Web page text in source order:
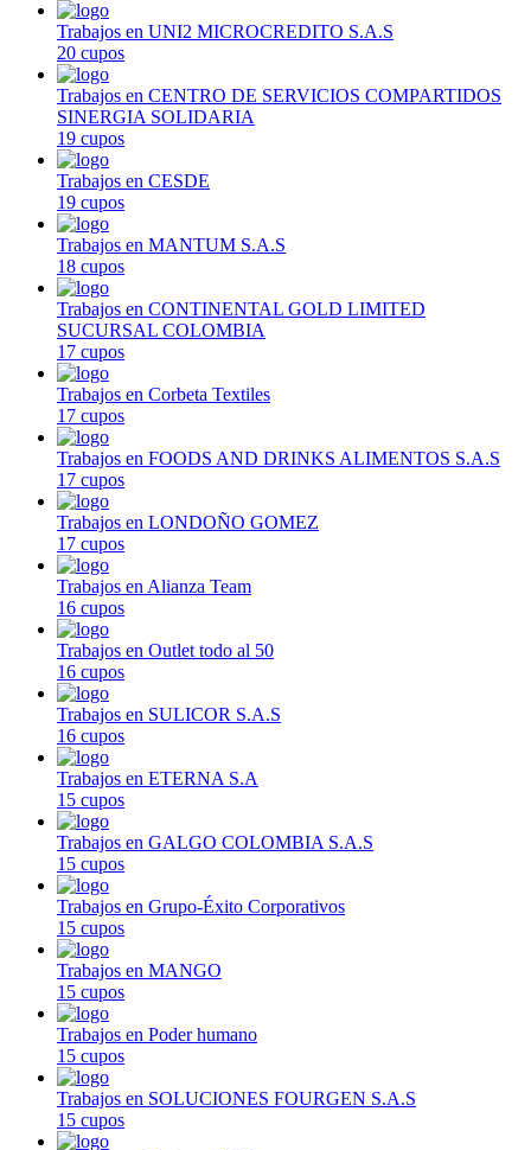
Trabajos en UNI2 MICROCREDITO S.A.S
20 cupos
Trabajos en CENTRO DE SERVICIOS COMPARTIDOS
SINERGIA SOLIDARIA
19 cupos
Trabajos en CESDE
19 cupos
Trabajos en MANTUM S.A.S
18 cupos
Trabajos en CONTINENTAL GOLD LIMITED
SUCURSAL COLOMBIA
17 cupos
Trabajos en Corbeta Textiles
17 cupos
Trabajos en FOODS AND DRINKS ALIMENTOS S.A.S
17 cupos
Trabajos en LONDOÑO GOMEZ
17 cupos
Trabajos en Alianza Team
16 cupos
Trabajos en Outlet todo al 50
16 cupos
Trabajos en SULICOR S.A.S
16 cupos
Trabajos en ETERNA S.A
15 cupos
Trabajos en GALGO COLOMBIA S.A.S
15 cupos
Trabajos en Grupo-Éxito Corporativos
15 cupos
Trabajos en MANGO
15 cupos
Trabajos en Poder humano
15 cupos
Trabajos en SOLUCIONES FOURGEN S.A.S
15 cupos